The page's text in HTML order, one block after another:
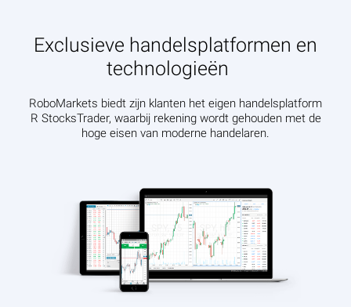
Exclusieve handelsplatformen en
technologieën
RoboMarkets biedt zijn klanten het eigen handelsplatform
R StocksTrader, waarbij rekening wordt gehouden met de
hoge eisen van moderne handelaren.